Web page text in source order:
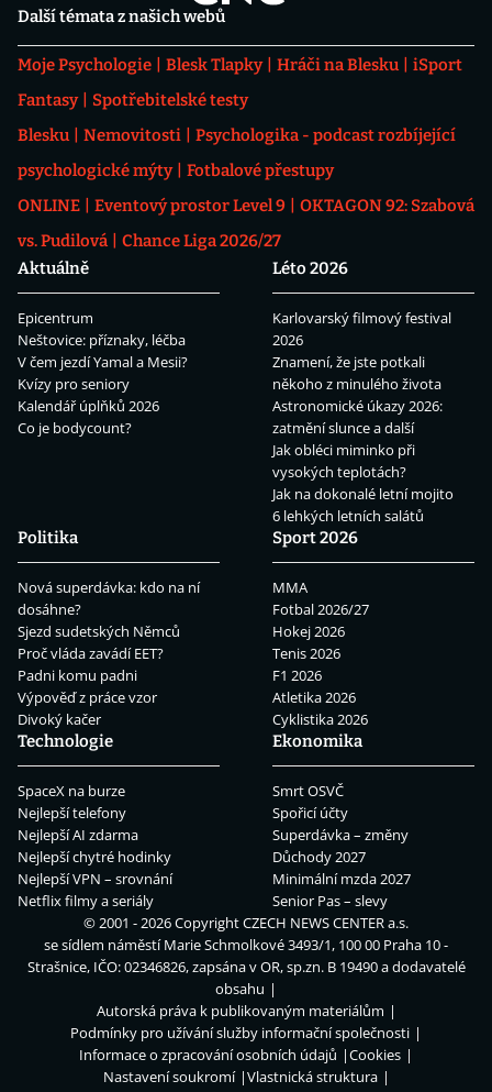
Další témata z našich webů
Moje Psychologie Blesk Tlapky Hráči na Blesku
iSport
Fantasy
Spotřebitelské testy
Blesku
Nemovitosti
Psychologika - podcast rozbíjející
psychologické mýty
Fotbalové přestupy
ONLINE
Eventový prostor Level 9
OKTAGON 92: Szabová
vs. Pudilová
Chance Liga 2026/27
Aktuálně
Epicentrum
Neštovice: příznaky, léčba
V čem jezdí Yamal a Mesii?
Kvízy pro seniory
Kalendář úplňků 2026
Co je bodycount?
Léto 2026
Karlovarský filmový festival
2026
Znamení, že jste potkali
někoho z minulého života
Astronomické úkazy 2026:
zatmění slunce a další
Jak obléci miminko při
vysokých teplotách?
Jak na dokonalé letní mojito
6 lehkých letních salátů
Politika
Nová superdávka: kdo na ní
dosáhne?
Sjezd sudetských Němců
Proč vláda zavádí EET?
Padni komu padni
Výpověď z práce vzor
Divoký kačer
Sport 2026
MMA
Fotbal 2026/27
Hokej 2026
Tenis 2026
F1 2026
Atletika 2026
Cyklistika 2026
Technologie
SpaceX na burze
Nejlepší telefony
Nejlepší AI zdarma
Nejlepší chytré hodinky
Nejlepší VPN – srovnání
Netflix filmy a seriály
Ekonomika
Smrt OSVČ
Spořicí účty
Superdávka – změny
Důchody 2027
Minimální mzda 2027
Senior Pas – slevy
© 2001 - 2026 CopyrightCZECH NEWS CENTER a.s.
se sídlem náměstí Marie Schmolkové 3493/1, 100 00 Praha 10 -
Strašnice, IČO: 02346826, zapsána v OR, sp.zn. B 19490 a dodavatelé
obsahu
Autorská práva k publikovaným materiálům
Podmínky pro užívání služby informační společnosti
Informace o zpracování osobních údajů
Cookies
Nastavení soukromí
Vlastnická struktura